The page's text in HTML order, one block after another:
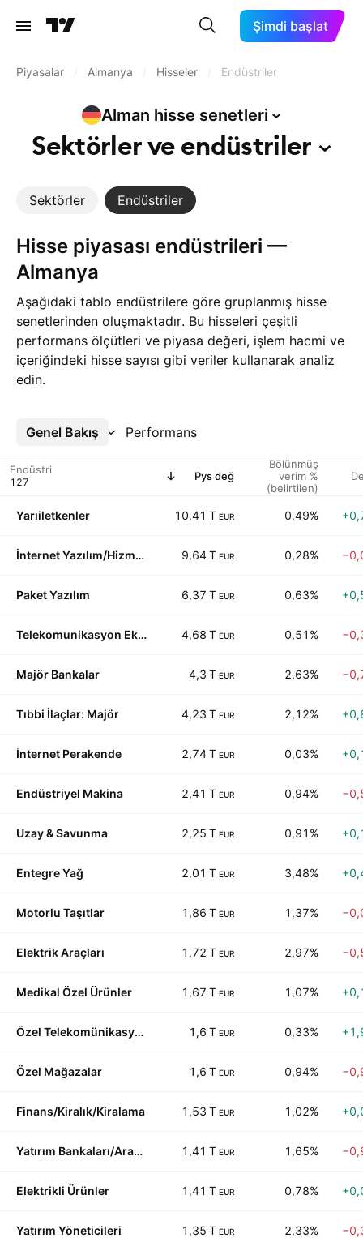
Şimdi başlat
Piyasalar Almanya Hisseler Endüstriler
Alman hisse senetleri
Sektörler veendüstriler
Sektörler Endüstriler
Hisse piyasası endüstrileri —
Almanya
Aşağıdaki tablo endüstrilere göre gruplanmış hisse
senetlerinden oluşmaktadır. Bu hisseleri çeşitli
performans ölçütleri ve piyasa değeri, işlem hacmi ve
içeriğindeki hisse sayısı gibi veriler kullanarak analiz
edin.
Genel Bakış Performans
Daha Fazla
Endüstri Pys değ
Bölünmüş
verim %
(belirtilen)
Yarıiletkenler 10,41 T EUR 0,49%
İnternet Yazılım/Hizmetler 9,64 T EUR 0,28%
Paket Yazılım 6,37 T EUR 0,63%
Telekomunikasyon Ekipmanları 4,68 T EUR 0,51%
Majör Bankalar 4,3 T EUR 2,63%
Tıbbi İlaçlar: Majör 4,23 T EUR 2,12%
İnternet Perakende 2,74 T EUR 0,03%
Endüstriyel Makina 2,41 T EUR 0,94%
Uzay & Savunma 2,25 T EUR 0,91%
Entegre Yağ 2,01 T EUR 3,48%
Motorlu Taşıtlar 1,86 T EUR 1,37%
Elektrik Araçları 1,72 T EUR 2,97%
Medikal Özel Ürünler 1,67 T EUR 1,07%
Özel Telekomünikasyon 1,6 T EUR 0,33%
Özel Mağazalar 1,6 T EUR 0,94%
Finans/Kiralık/Kiralama 1,53 T EUR 1,02%
Yatırım Bankaları/Aracı Kurumlar 1,41 T EUR 1,65%
Elektrikli Ürünler 1,41 T EUR 0,78%
Yatırım Yöneticileri 1,35 T EUR 2,33%